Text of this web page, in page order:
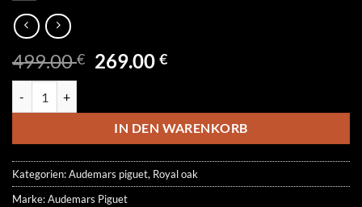
499.00€ Ursprünglicher
499.00 €
269.00€Aktueller
269.00 €.
IN DEN WARENKORB
Kategorien:Audemars piguet, Royal oak
Marke:Audemars Piguet